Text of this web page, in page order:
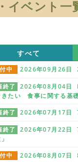
イベント一
すべて
中 2026年09月26日
終了
2026年08月04日
きたい 食事に関する基礎
終了 2026年07月17日 7
終了
2026年07月22日
中
2026年08月07日